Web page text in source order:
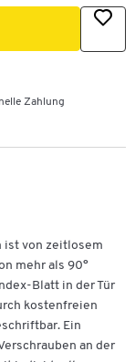
Zahlung
ist von zeitlosem
mehr als 90°
Blatt in der Tür
kostenfreien
Ein
an der